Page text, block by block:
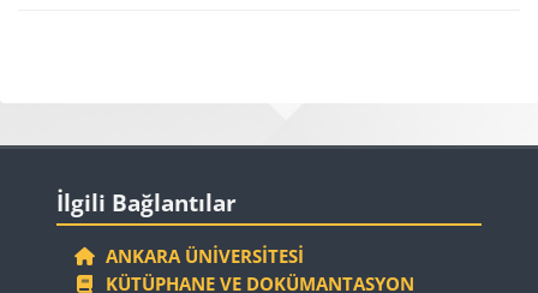
Bloklar
İlgili Bağlantılar
ANKARA ÜNIVERSITESI
KÜTÜPHANE VE DOKÜMANTASYON